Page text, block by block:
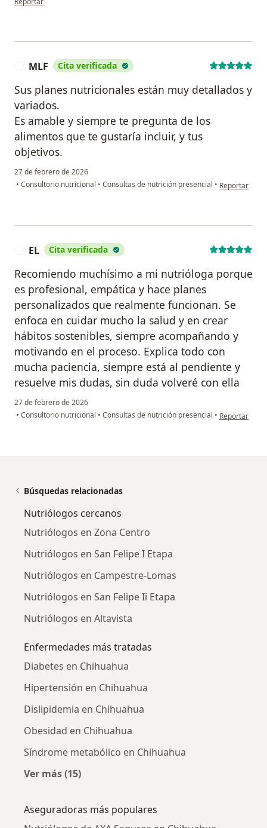
MLF Cita verificada
Sus planes nutricionales están muy detallados y
variados.
Es amable y siempre te pregunta de los
alimentos que te gustaría incluir, y tus
objetivos.
27 de febrero de 2026
• Consultorio nutricional • Consultas de nutrición presencial • en opinión
Reportar
EL Cita verificada
Recomiendo muchísimo a mi nutrióloga porque
es profesional, empática y hace planes
personalizados que realmente funcionan. Se
enfoca en cuidar mucho la salud y en crear
hábitos sostenibles, siempre acompañando y
motivando en el proceso. Explica todo con
mucha paciencia, siempre está al pendiente y
resuelve mis dudas, sin duda volveré con ella
27 de febrero de 2026
• Consultorio nutricional • Consultas de nutrición presencial • en opinión
Reportar
Búsquedas relacionadas
Nutriólogos cercanos
Nutriólogos en Zona Centro
Nutriólogos en San Felipe I Etapa
Nutriólogos en Campestre-Lomas
Nutriólogos en San Felipe Ii Etapa
Nutriólogos en Altavista
Enfermedades más tratadas
Diabetes en Chihuahua
Hipertensión en Chihuahua
Dislipidemia en Chihuahua
Obesidad en Chihuahua
Síndrome metabólico en Chihuahua
Ver más (15)
Aseguradoras más populares